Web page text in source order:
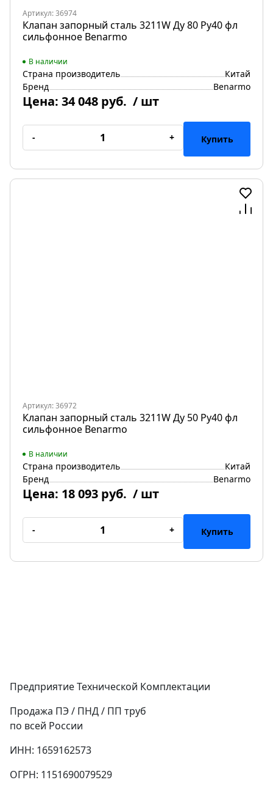
Артикул: 36974
Клапан запорный сталь 3211W Ду 80 Ру40 фл
сильфонное Benarmo
В наличии
Страна производитель
Китай
Бренд
Benarmo
Цена: 34 048 руб. / шт
- + Купить
Артикул: 36972
Клапан запорный сталь 3211W Ду 50 Ру40 фл
сильфонное Benarmo
В наличии
Страна производитель
Китай
Бренд
Benarmo
Цена: 18 093 руб. / шт
- + Купить
Предприятие Технической Комплектации
Продажа ПЭ / ПНД / ПП труб
по всей России
ИНН: 1659162573
ОГРН: 1151690079529